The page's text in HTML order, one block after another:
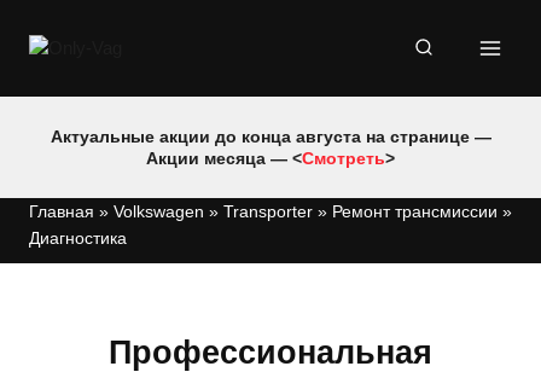
Актуальные акции до конца августа на странице —
Акции месяца — <Смотреть>
Главная » Volkswagen » Transporter » Ремонт трансмиссии »
Диагностика
Профессиональная